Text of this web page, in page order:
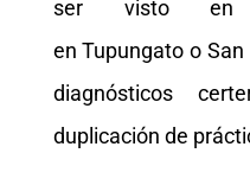
ser visto en
en Tupungato o
diagnósticos
duplicación de